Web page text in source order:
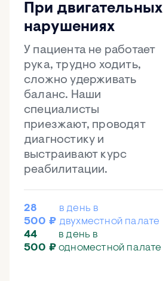
При двигательных
нарушениях
У пациента не работает
рука, трудно ходить,
сложно удерживать
баланс. Наши
специалисты
приезжают, проводят
диагностику и
выстраивают курс
реабилитации.
28
500 ₽
в день в
двухместной палате
44
500 ₽
в день в
одноместной палате